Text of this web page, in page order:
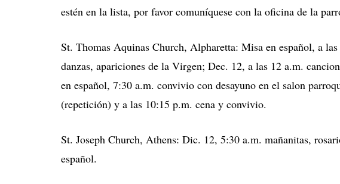
estén en la lista, por favor comuníquese con la oficina de la
St. Thomas Aquinas Church, Alpharetta: Misa en español, a
danzas, apariciones de la Virgen; Dec. 12, a las 12 a.m.
en español, 7:30 a.m. convivio con desayuno en el salon
(repetición) y a las 10:15 p.m. cena y convivio.
St. Joseph Church, Athens: Dic. 12, 5:30 a.m. mañanitas,
español.